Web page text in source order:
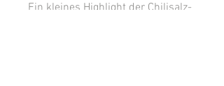
Ein kleines Highlight der Chilisalz-